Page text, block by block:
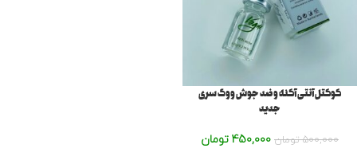
کوکتل آنتی آکنه و ضد جوش ووگ سری
جدید
500,000 تومان 450,000 تومان